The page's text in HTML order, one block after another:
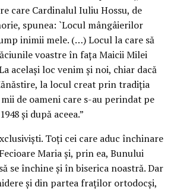
care Cardinalul Iuliu Hossu, de
spunea: `Locul mângâierilor
inimii mele. (…) Locul la care să
voastre în faţa Maicii Milei
acelaşi loc venim şi noi, chiar dacă
la locul creat prin tradiţia
de oameni care s-au perindat pe
şi după aceea.”
Toţi cei care aduc închinare
Maria şi, prin ea, Bunului
se închine şi în biserica noastră. Dar
şi din partea fraţilor ortodocşi,